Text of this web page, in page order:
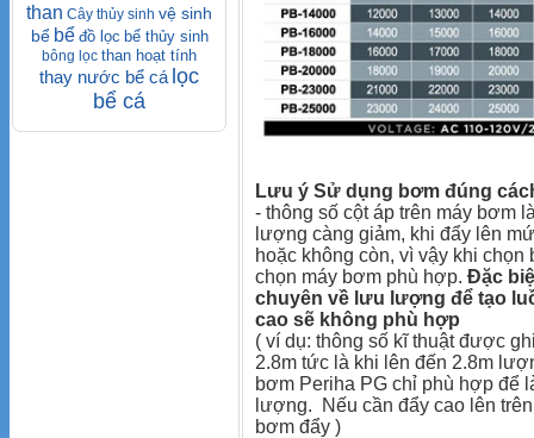
than Cây thủy sinh vệ sinh
bể bể đồ lọc bể thủy sinh
bông lọc than hoạt tính
thay nước bể cá lọc
bể cá
Lưu ý Sử dụng bơm đúng
- thông số cột áp trên máy bơm
lượng càng giảm, khi đẩy lên
hoặc không còn, vì vậy khi
chọn máy bơm phù hợp. Đặc
chuyên về lưu lượng để tạo
cao sẽ không phù hợp
( ví dụ: thông số kĩ thuật được
2.8m tức là khi lên đến 2.8m
bơm Periha PG chỉ phù hợp để
lượng. Nếu cần đẩy cao lên
bơm đẩy )